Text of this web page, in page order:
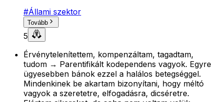
#Állami szektor
Tovább
5
Érvénytelenítettem, kompenzáltam, tagadtam,
tudom → Parentifikált kodependens vagyok. Egyre
ügyesebben bánok ezzel a halálos betegséggel.
Mindenkinek be akartam bizonyítani, hogy méltó
vagyok a szeretetre, elfogadásra, dicséretre.